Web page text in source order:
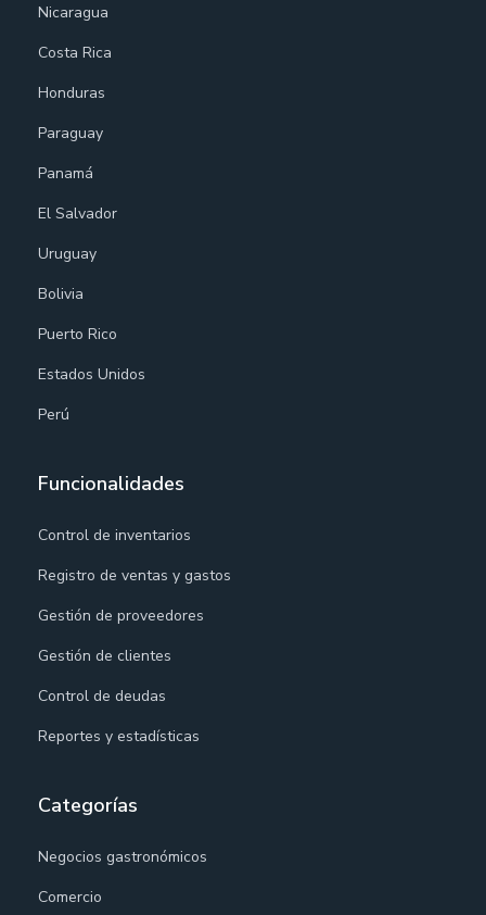
Nicaragua
Costa Rica
Honduras
Paraguay
Panamá
El Salvador
Uruguay
Bolivia
Puerto Rico
Estados Unidos
Perú
Funcionalidades
Control de inventarios
Registro de ventas y gastos
Gestión de proveedores
Gestión de clientes
Control de deudas
Reportes y estadísticas
Categorías
Negocios gastronómicos
Comercio